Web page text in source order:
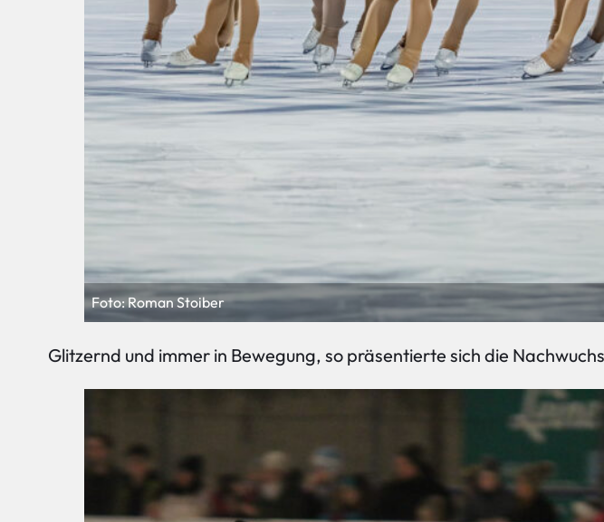
Foto: Roman Stoiber
Glitzernd und immer in Bewegung, so präsentierte sich die